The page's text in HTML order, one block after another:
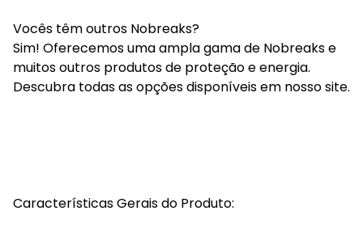
Vocês têm outros Nobreaks?
Sim! Oferecemos uma ampla gama de Nobreaks e
muitos outros produtos de proteção e energia.
Descubra todas as opções disponíveis em nosso site.
Características Gerais do Produto: